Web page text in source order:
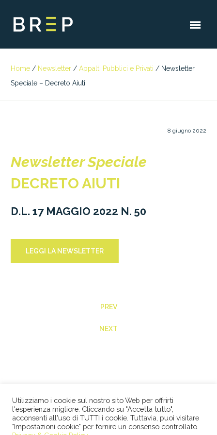
Home / Newsletter / Appalti Pubblici e Privati / Newsletter
Speciale – Decreto Aiuti
8 giugno 2022
Newsletter Speciale
DECRETO AIUTI
D.L. 17 MAGGIO 2022 N. 50
LEGGI LA NEWSLETTER
PREV
NEXT
© 2026 STUDIO LEGALE BERTACCO RECLA & PARTNERS •
Utilizziamo i cookie sul nostro sito Web per offrirti
l'esperienza migliore. Cliccando su "Accetta tutto",
acconsenti all'uso di TUTTI i cookie. Tuttavia, puoi visitare
"Impostazioni cookie" per fornire un consenso controllato.